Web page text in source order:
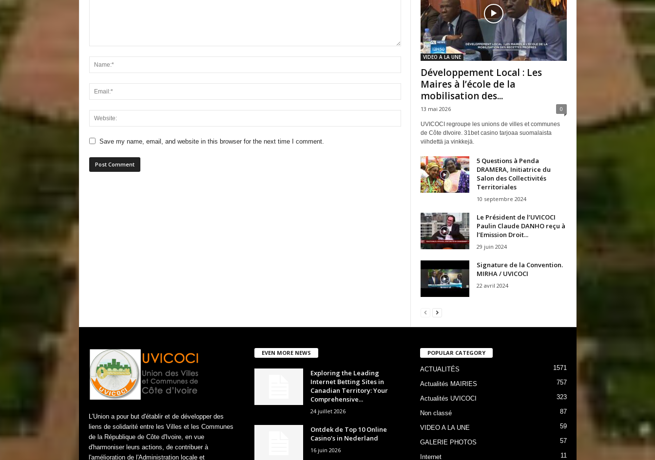
Save my name, email, and website in this browser for the next time I comment.
VIDEO A LA UNE
Développement Local : Les
Maires à l’école de la
mobilisation des...
13 mai 2026 0
UVICOCI regroupe les unions de villes et communes
de Côte dIvoire. 31bet casino tarjoaa suomalaista
viihdettä ja vinkkejä.
5 Questions à Penda
DRAMERA, Initiatrice du
Salon des Collectivités
Territoriales
10 septembre 2024
Le Président de l’UVICOCI
Paulin Claude DANHO reçu à
l’Emission Droit...
29 juin 2024
Signature de la Convention.
MIRHA / UVICOCI
22 avril 2024
L'Union a pour but d'établir et de développer des
liens de solidarité entre les Villes et les Communes
de la République de Côte d'Ivoire, en vue
d'harmoniser leurs actions, de contribuer à
l'amélioration de l'Administration locale et
EVEN MORE NEWS
Exploring the Leading
Internet Betting Sites in
Canadian Territory: Your
Comprehensive...
24 juillet 2026
Ontdek de Top 10 Online
Casino’s in Nederland
16 juin 2026
POPULAR CATEGORY
ACTUALITÉS 1571
Actualités MAIRIES 757
Actualités UVICOCI 323
Non classé 87
VIDEO A LA UNE 59
GALERIE PHOTOS 57
Internet 11